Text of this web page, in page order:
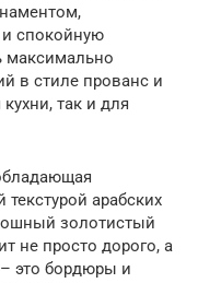
спокойную
максимально
в стиле прованс и
так и для
арабских
золотистый
не просто дорого, а
это бордюры и